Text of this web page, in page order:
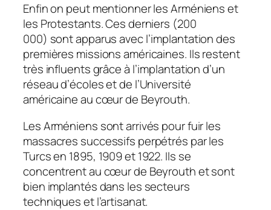
Enfin on peut mentionner les Arméniens et
les Protestants. Ces derniers (200
000) sont apparus avec l’implantation des
premières missions américaines. Ils restent
très influents grâce à l’implantation d’un
réseau d’écoles et de l’Université
américaine au cœur de Beyrouth.
Les Arméniens sont arrivés pour fuir les
massacres successifs perpétrés par les
Turcs en 1895, 1909 et 1922. Ils se
concentrent au cœur de Beyrouth et sont
bien implantés dans les secteurs
techniques et l’artisanat.